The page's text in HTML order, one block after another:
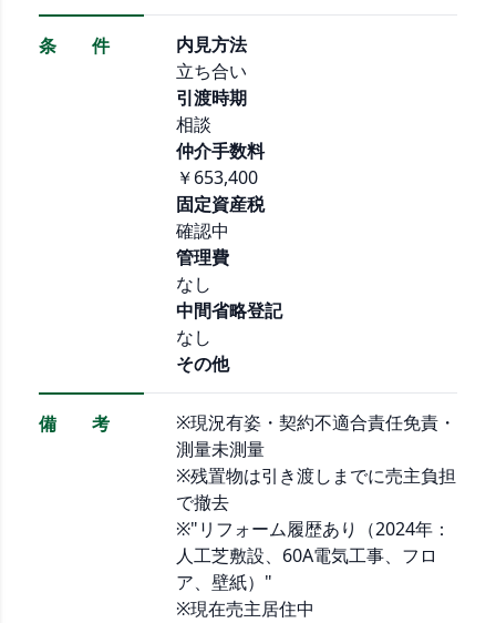
条 件
内見方法
立ち合い
引渡時期
相談
仲介手数料
￥653,400
固定資産税
確認中
管理費
なし
中間省略登記
なし
その他
備 考
※現況有姿・契約不適合責任免責・
測量未測量
※残置物は引き渡しまでに売主負担
で撤去
※"リフォーム履歴あり（2024年：
人工芝敷設、60A電気工事、フロ
ア、壁紙）"
※現在売主居住中